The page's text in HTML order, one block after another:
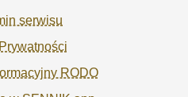
serwisu
RODO